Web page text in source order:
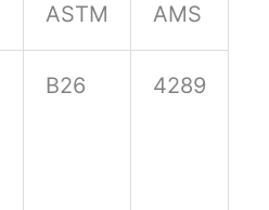
ASTM AMS
B26 4289